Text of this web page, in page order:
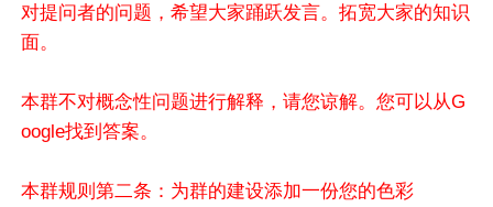
对提问者的问题，希望大家踊跃发言。拓宽大家的知识
面。
本群不对概念性问题进行解释，请您谅解。您可以从G
oogle找到答案。
本群规则第二条：为群的建设添加一份您的色彩